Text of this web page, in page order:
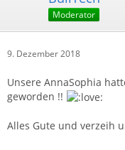
Moderator
9. Dezember 2018
Unsere AnnaSophia
geworden !!
Alles Gute und verzeih